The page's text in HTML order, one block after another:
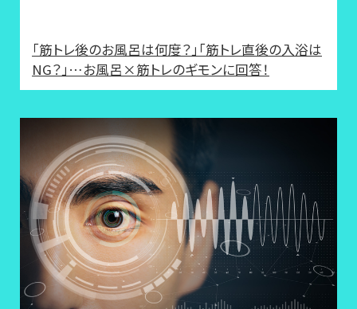
「筋トレ後のお風呂は何度？」「筋トレ直後の入浴は
NG？」…お風呂×筋トレのギモンに回答！